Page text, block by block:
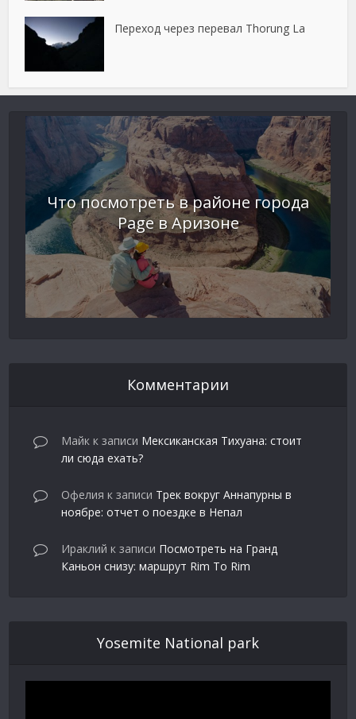
Переход через перевал Thorung La
Что посмотреть в районе города
Page в Аризоне
Комментарии
Майк к записи Мексиканская Тихуана: стоит
ли сюда ехать?
Офелия к записи Трек вокруг Аннапурны в
ноябре: отчет о поездке в Непал
Ираклий к записи Посмотреть на Гранд
Каньон снизу: маршрут Rim To Rim
Yosemite National park